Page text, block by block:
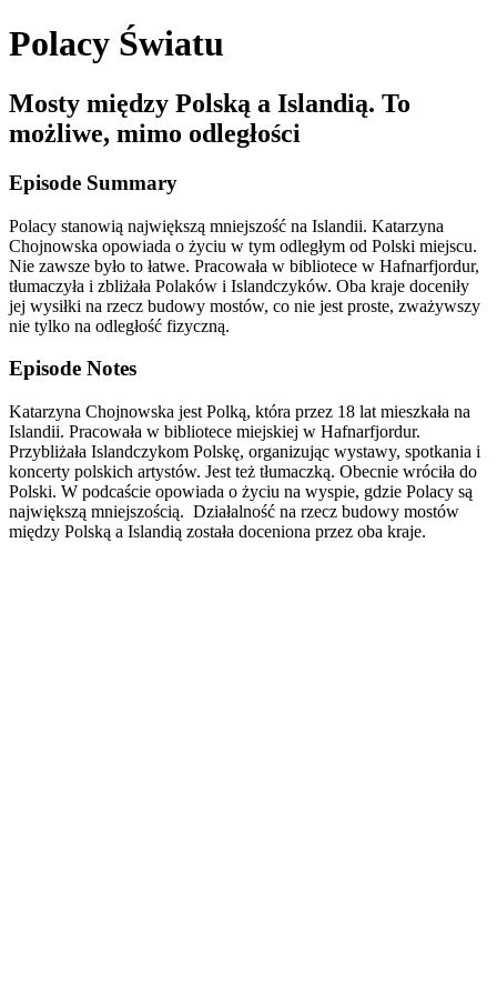
Polacy Światu
Mosty między Polską a Islandią. To
możliwe, mimo odległości
Episode Summary
Polacy stanowią największą mniejszość na Islandii. Katarzyna
Chojnowska opowiada o życiu w tym odległym od Polski miejscu.
Nie zawsze było to łatwe. Pracowała w bibliotece w Hafnarfjordur,
tłumaczyła i zbliżała Polaków i Islandczyków. Oba kraje doceniły
jej wysiłki na rzecz budowy mostów, co nie jest proste, zważywszy
nie tylko na odległość fizyczną.
Episode Notes
Katarzyna Chojnowska jest Polką, która przez 18 lat mieszkała na
Islandii. Pracowała w bibliotece miejskiej w Hafnarfjordur.
Przybliżała Islandczykom Polskę, organizując wystawy, spotkania i
koncerty polskich artystów. Jest też tłumaczką. Obecnie wróciła do
Polski. W podcaście opowiada o życiu na wyspie, gdzie Polacy są
największą mniejszością. Działalność na rzecz budowy mostów
między Polską a Islandią została doceniona przez oba kraje.